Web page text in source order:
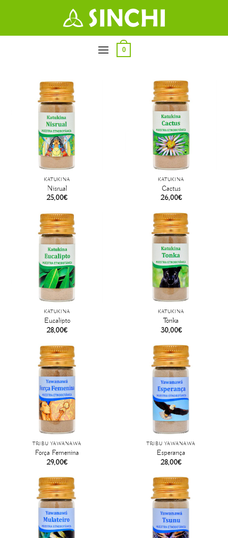
0
KATUKINA
Nisrual
25,00€
KATUKINA
Cactus
26,00€
KATUKINA
Eucalipto
28,00€
KATUKINA
Tonka
30,00€
TRIBÙ YAWANAWA
Força Femenina
29,00€
TRIBÙ YAWANAWA
Esperança
28,00€